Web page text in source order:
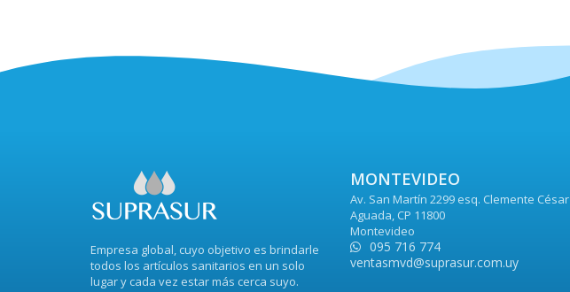
Empresa global, cuyo objetivo es brindarle
todos los artículos sanitarios en un solo
lugar y cada vez estar más cerca suyo.
MONTEVIDEO
Av. San Martín 2299 esq. Clemente César
Aguada, CP 11800
Montevideo
095 716 774
ventasmvd@suprasur.com.uy